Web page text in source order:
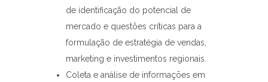
de identificação do potencial de
mercado e questões críticas para a
formulação de estratégia de vendas,
marketing e investimentos regionais.
Coleta e análise de informações em